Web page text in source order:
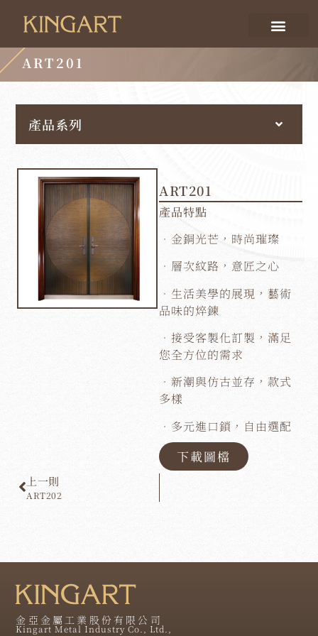
ART201
產品系列
ART201
產品特點
．金銅光芒，時尚璀璨
．層次紋路，意匠之心
．生活美學的展現，藝術
品味的焠鍊
．接受客製化訂製，滿足
您全方位的需求
．新潮與仿古並存，款式
多樣
．多元進口鎖，自由選配
下載圖檔
上一則
ART202
金亞金屬工業股份有限公司
Kingart Metal Industry Co., Ltd.,